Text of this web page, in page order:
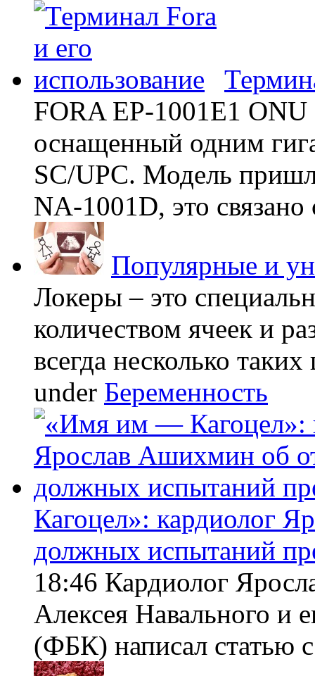
FORA EP-1001E1 ONU
оснащенный одним
SC/UPC. Модель
NA-1001D, это связано
Популярные и
Локеры – это
количеством ячеек и
всегда несколько
under Беременность
Кагоцел»: кардиолог
должных испытаний
18:46 Кардиолог
Алексея Навального и
(ФБК) написал статью